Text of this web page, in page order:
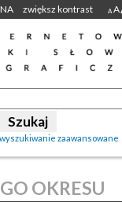
zwiększ kontrast A A
wyszukiwanie zaawansowane
OKRESU